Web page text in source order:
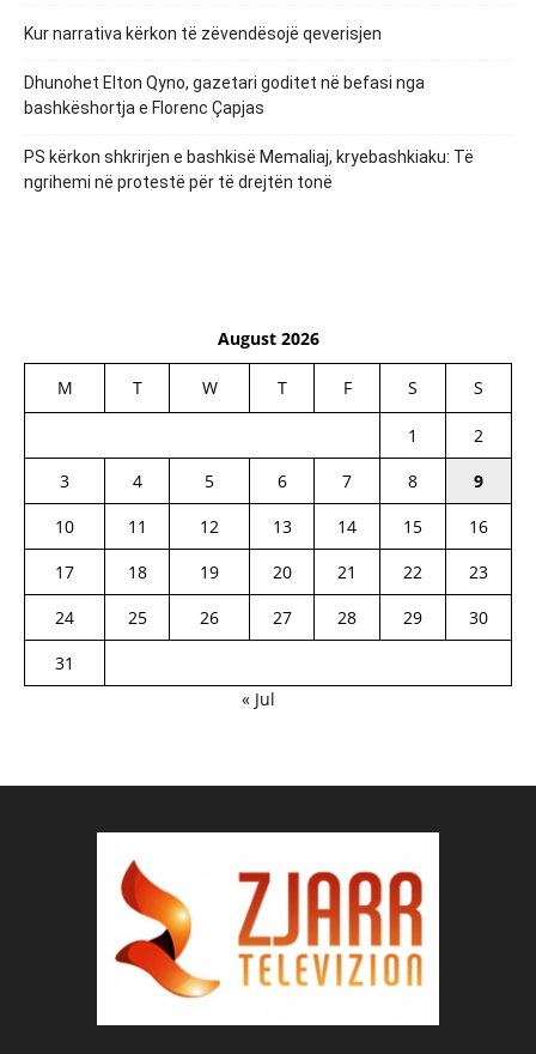
Kur narrativa kërkon të zëvendësojë qeverisjen
Dhunohet Elton Qyno, gazetari goditet në befasi nga
bashkëshortja e Florenc Çapjas
PS kërkon shkrirjen e bashkisë Memaliaj, kryebashkiaku: Të
ngrihemi në protestë për të drejtën tonë
August 2026
M T W T F S S
1
2
3
4 5 6 7 8
9
10
11 12 13 14 15
16
17
18 19 20 21 22
23
24
25 26 27 28 29
30
31
« Jul